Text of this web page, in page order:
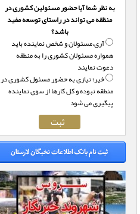
به نظر شما آیا حضور مسئولین کشوری در
منظقه می تواند در راستای توسعه مفید
باشد؟
آری،‌مسئولان و شخص نماینده باید
همواره مسئولان کشوری را به منطقه
دعوت نمایند
خیر؛‌ نیازی به حضور مسئول کشوری در
منطقه نبوده و کل کارها از سوی نماینده
پیگیری می شود